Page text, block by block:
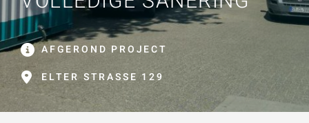
Naam*
E-mailadres*
ZOEKEN
Gebruik het
ulier voor je
vragen en
opmerkingen
AFGEROND PROJECT
ELTER STRASSE 129